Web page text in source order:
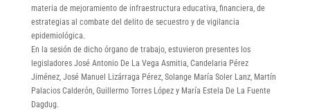
materia de mejoramiento de infraestructura educativa, financiera, de
estrategias al combate del delito de secuestro y de vigilancia
epidemiológica.
En la sesión de dicho órgano de trabajo, estuvieron presentes los
legisladores José Antonio De La Vega Asmitia, Candelaria Pérez
Jiménez, José Manuel Lizárraga Pérez, Solange María Soler Lanz, Martín
Palacios Calderón, Guillermo Torres López y María Estela De La Fuente
Dagdug.